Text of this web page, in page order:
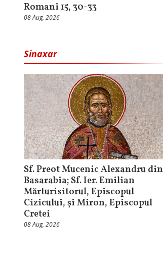
Romani 15, 30-33
08 Aug, 2026
Sinaxar
Sf. Preot Mucenic Alexandru din
Basarabia; Sf. Ier. Emilian
Mărturisitorul, Episcopul
Cizicului, şi Miron, Episcopul
Cretei
08 Aug, 2026